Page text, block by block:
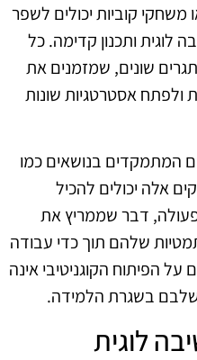
קוביות יכולים לשפר
לוגית ותכנון קדימה. כל
שונים, שמזמנים את
ולפתח אסטרטגיות שונות
המתמקדים בנושאים כמו
אלה יכולים להכיל
דבר שממריץ את
שלהם תוך כדי עבודה
הפיתוח הקוגניטיבי אינה
בשגרת הלמידה.
לוגית